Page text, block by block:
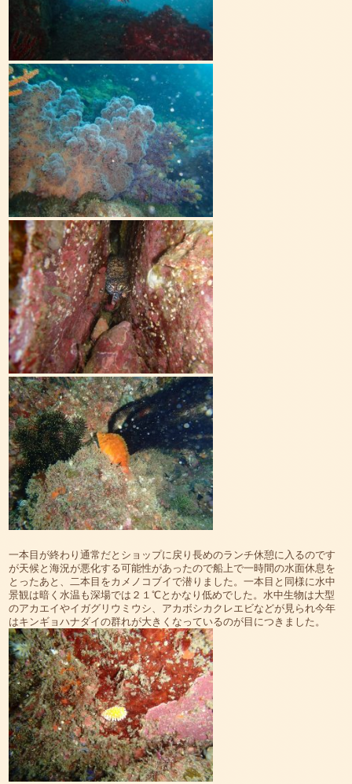
一本目が終わり通常だとショップに戻り長めのランチ休憩に入るのです
が天候と海況が悪化する可能性があったので船上で一時間の水面休息を
とったあと、二本目をカメノコブイで潜りました。一本目と同様に水中
景観は暗く水温も深場では２１℃とかなり低めでした。水中生物は大型
のアカエイやイガグリウミウシ、アカボシカクレエビなどが見られ今年
はキンギョハナダイの群れが大きくなっているのが目につきました。